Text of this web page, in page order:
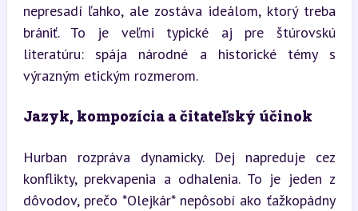
nepresadí ľahko, ale zostáva ideálom, ktorý treba
brániť. To je veľmi typické aj pre štúrovskú
literatúru: spája národné a historické témy s
výrazným etickým rozmerom.
Jazyk, kompozícia a čitateľský účinok
Hurban rozpráva dynamicky. Dej napreduje cez
konflikty, prekvapenia a odhalenia. To je jeden z
dôvodov, prečo *Olejkár* nepôsobí ako ťažkopádny